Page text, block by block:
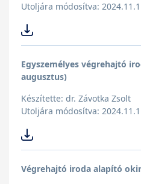
Utoljára módosítva:
Egyszemélyes végrehajtó
augusztus)
Készítette: dr. Závotka Zsolt
Utoljára módosítva:
Végrehajtó iroda alapító